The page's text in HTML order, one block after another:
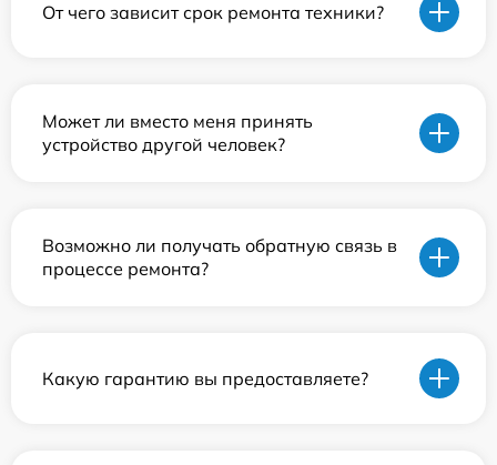
От чего зависит срок ремонта техники?
Может ли вместо меня принять
устройство другой человек?
Возможно ли получать обратную связь в
процессе ремонта?
Какую гарантию вы предоставляете?